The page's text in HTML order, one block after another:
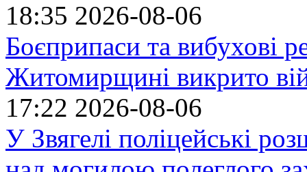
18:35 2026-08-06
Боєприпаси та вибухові
Житомирщині викрито
17:22 2026-08-06
У Звягелі поліцейські